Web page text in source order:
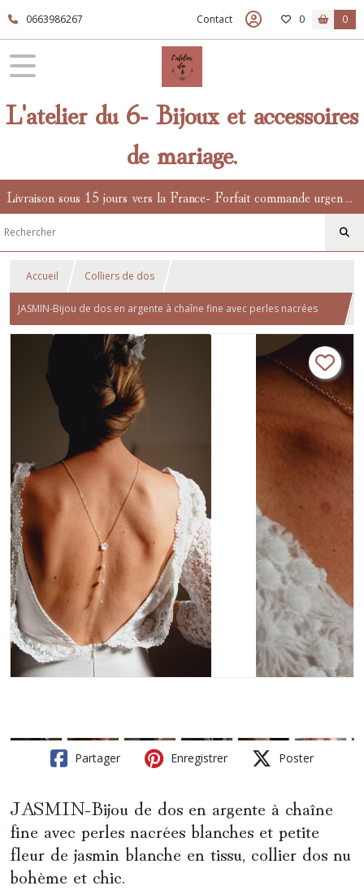
0663986267 Contact 0 0
L'atelier du 6- Bijoux et accessoires
de mariage.
Livraison sous 15 jours vers la France- Forfait commande urgente en supplément.
Accueil Colliers de dos
JASMIN-Bijou de dos en argente à chaîne fine avec perles nacrées
blanches et petite fleur de jasmin blanche en tissu, collier dos nu
bohème et chic.
Partager Enregistrer Poster
JASMIN-Bijou de dos en argente à chaîne
fine avec perles nacrées blanches et petite
fleur de jasmin blanche en tissu, collier dos nu
bohème et chic.